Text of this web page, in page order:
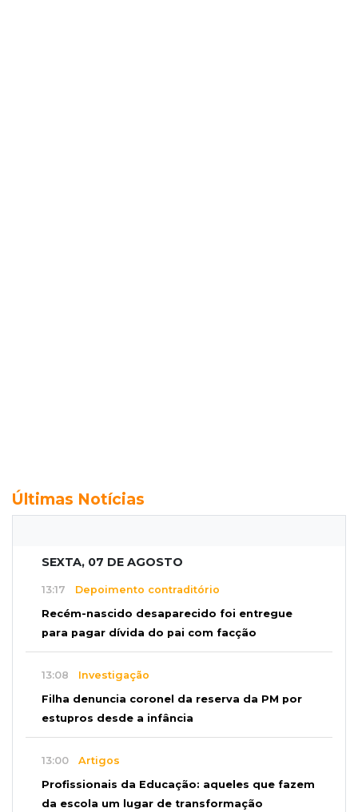
Últimas Notícias
SEXTA, 07 DE AGOSTO
13:17 Depoimento contraditório
Recém-nascido desaparecido foi entregue
para pagar dívida do pai com facção
13:08 Investigação
Filha denuncia coronel da reserva da PM por
estupros desde a infância
13:00 Artigos
Profissionais da Educação: aqueles que fazem
da escola um lugar de transformação